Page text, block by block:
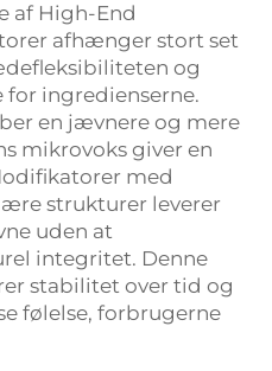
af High-End
afhænger stort set
og
ingredienserne.
en jævnere og mere
mikrovoks giver en
med
strukturer leverer
uden at
integritet. Denne
stabilitet over tid og
følelse, forbrugerne